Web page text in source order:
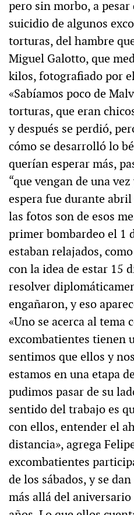
pero sin morbo, a
suicidio de algunos
torturas, del hambre
Miguel Galotto, que
kilos, fotografiado por
«Sabíamos poco de
torturas, que eran
y después se perdió,
cómo se desarrolló lo
querían esperar más,
“que vengan de una
espera fue durante
las fotos son de esos
primer bombardeo el 1
estaban relajados,
con la idea de estar 15
resolver
engañaron, y eso
«Uno se acerca al tema
excombatientes tienen
sentimos que ellos y
estamos en una etapa
pudimos pasar de su
sentido del trabajo es
con ellos, entender el
distancia», agrega
excombatientes
de los sábados, y se
más allá del